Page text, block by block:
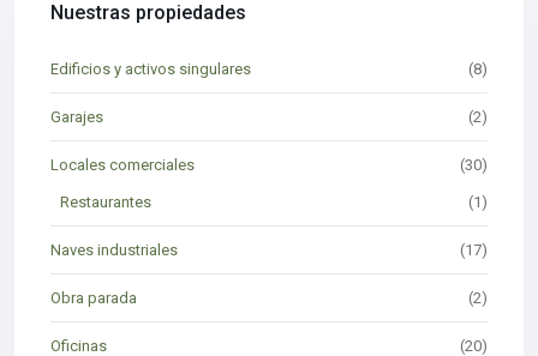
Nuestras propiedades
Edificios y activos singulares (8)
Garajes (2)
Locales comerciales (30)
Restaurantes (1)
Naves industriales (17)
Obra parada (2)
Oficinas (20)